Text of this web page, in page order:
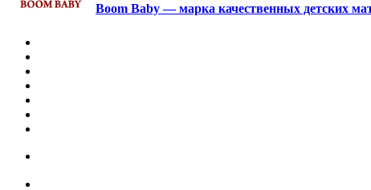
Boom Baby — марка качественных детских